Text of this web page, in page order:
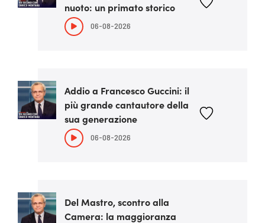
nuoto: un primato storico
06-08-2026
Addio a Francesco Guccini: il
più grande cantautore della
sua generazione
06-08-2026
Del Mastro, scontro alla
Camera: la maggioranza